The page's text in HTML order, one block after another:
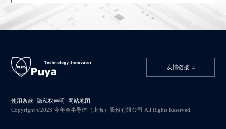
友情链接
使用条款 隐私权声明
网站地图
Copyright ©2023 今年会半导体（上海）股份有限公司 All Rights Reserved.